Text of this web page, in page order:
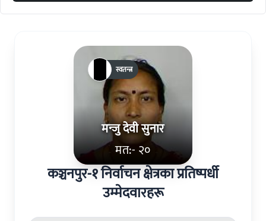
मन्जु देवी सुनार
मत:- २०
स्वतन्त्र
कञ्चनपुर-१ निर्वाचन क्षेत्रका प्रतिष्पर्धी
उम्मेदवारहरू